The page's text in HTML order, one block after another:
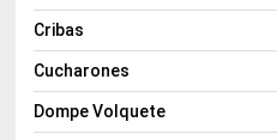
Cribas
Cucharones
Dompe Volquete